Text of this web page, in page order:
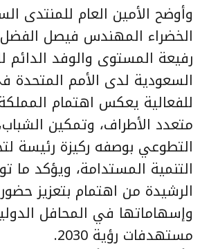
وأوضح الأمين العام للمنتدى
الخضراء المهندس فيصل
رفيعة المستوى والوفد الدائم
السعودية لدى الأمم المتحدة
للفعالية يعكس اهتمام
متعدد الأطراف، وتمكين
التطوعي بوصفه ركيزة رئيسة
التنمية المستدامة، ويؤكد ما
الرشيدة من اهتمام بتعزيز
وإسهاماتها في المحافل
مستهدفات رؤية 2030.